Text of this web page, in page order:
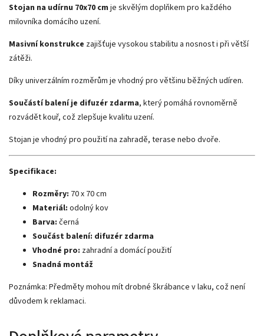
Stojan na udírnu 70x70 cm je skvělým doplňkem pro každého
milovníka domácího uzení.
Masivní konstrukce zajišťuje vysokou stabilitu a nosnost i při větší
zátěži.
Díky univerzálním rozměrům je vhodný pro většinu běžných udíren.
Součástí balení je difuzér zdarma, který pomáhá rovnoměrně
rozvádět kouř, což zlepšuje kvalitu uzení.
Stojan je vhodný pro použití na zahradě, terase nebo dvoře.
Specifikace:
Rozměry: 70 x 70 cm
Materiál: odolný kov
Barva: černá
Součást balení: difuzér zdarma
Vhodné pro: zahradní a domácí použití
Snadná montáž
Poznámka: Předměty mohou mít drobné škrábance v laku, což není
důvodem k reklamaci.